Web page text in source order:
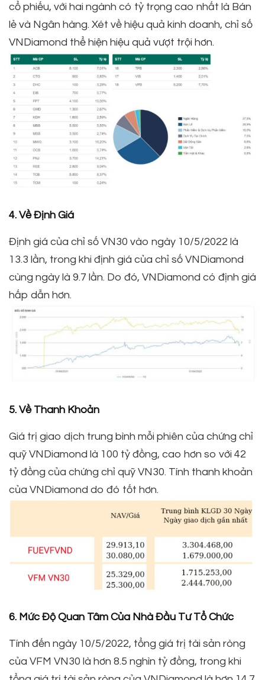
cổ phiếu, với hai ngành có tỷ trọng cao nhất là Bán
lẻ và Ngân hàng. Xét về hiệu quả kinh doanh, chỉ số
VNDiamond thể hiện hiệu quả vượt trội hơn.
4. Về Định Giá
Định giá của chỉ số VN30 vào ngày 10/5/2022 là
13.3 lần, trong khi định giá của chỉ số VNDiamond
cùng ngày là 9.7 lần. Do đó, VNDiamond có định giá
hấp dẫn hơn.
5. Về Thanh Khoản
Giá trị giao dịch trung bình mỗi phiên của chứng chỉ
quỹ VNDiamond là 100 tỷ đồng, cao hơn so với 42
tỷ đồng của chứng chỉ quỹ VN30. Tính thanh khoản
của VNDiamond do đó tốt hơn.
6. Mức Độ Quan Tâm Của Nhà Đầu Tư Tổ Chức
Tính đến ngày 10/5/2022, tổng giá trị tài sản ròng
của VFM VN30 là hơn 8.5 nghìn tỷ đồng, trong khi